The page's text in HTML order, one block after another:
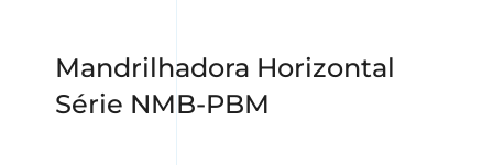
Mandrilhadora Horizontal
Série NMB-PBM